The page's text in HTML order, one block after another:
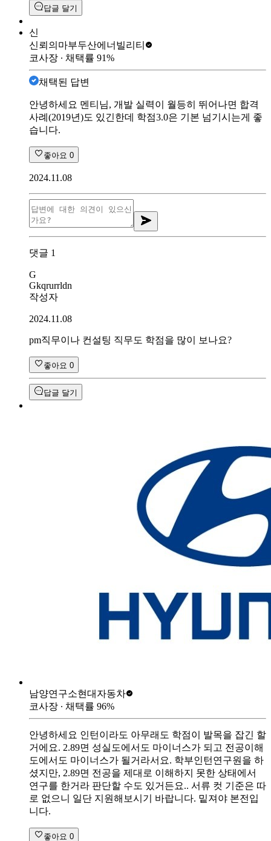
답글 달기
신
신뢰의마부두산에너빌리티
코사장 ∙ 채택률 91%
채택된 답변
안녕하세요 멘티님, 개발 실력이 월등히 뛰어나면 합격
사례(2019년)도 있긴한데 학점3.0은 기본 넘기시는게 좋
습니다.
좋아요 0
2024.11.08
댓글 1
G
Gkqrurrldn
작성자
2024.11.08
pm직무이나 컨설팅 직무도 학점을 많이 보나요?
좋아요 0
답글 달기
남양연구소현대자동차
코사장 ∙ 채택률 96%
안녕하세요 인턴이라도 아무래도 학점이 발목을 잡긴 할
거에요. 2.89면 성실도에서도 마이너스가 되고 전공이해
도에서도 마이너스가 될거라서요. 학부인턴연구원을 하
셨지만, 2.89면 전공을 제대로 이해하지 못한 상태에서
연구를 한거라 판단할 수도 있거든요.. 서류 컷 기준은 따
로 없으니 일단 지원해보시기 바랍니다. 밑져야 본전입
니다.
좋아요 0